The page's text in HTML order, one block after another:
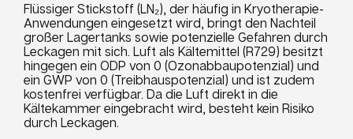
Flüssiger Stickstoff (LN₂), der häufig in Kryotherapie-
Anwendungen eingesetzt wird, bringt den Nachteil
großer Lagertanks sowie potenzielle Gefahren durch
Leckagen mit sich. Luft als Kältemittel (R729) besitzt
hingegen ein ODP von 0 (Ozonabbaupotenzial) und
ein GWP von 0 (Treibhauspotenzial) und ist zudem
kostenfrei verfügbar. Da die Luft direkt in die
Kältekammer eingebracht wird, besteht kein Risiko
durch Leckagen.